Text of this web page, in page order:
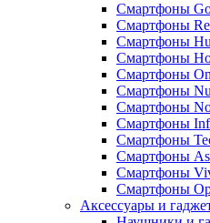
Смартфоны
Смартфоны
Смартфоны
Смартфоны
Смартфоны
Смартфоны
Смартфоны
Смартфоны
Смартфоны
Смартфоны
Смартфоны
Смартфоны
Аксессуары и